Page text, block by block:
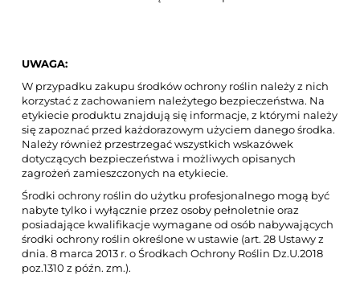
UWAGA:
W przypadku zakupu środków ochrony roślin należy z nich
korzystać z zachowaniem należytego bezpieczeństwa. Na
etykiecie produktu znajdują się informacje, z którymi należy
się zapoznać przed każdorazowym użyciem danego środka.
Należy również przestrzegać wszystkich wskazówek
dotyczących bezpieczeństwa i możliwych opisanych
zagrożeń zamieszczonych na etykiecie.
Środki ochrony roślin do użytku profesjonalnego mogą być
nabyte tylko i wyłącznie przez osoby pełnoletnie oraz
posiadające kwalifikacje wymagane od osób nabywających
środki ochrony roślin określone w ustawie (art. 28 Ustawy z
dnia. 8 marca 2013 r. o Środkach Ochrony Roślin Dz.U.2018
poz.1310 z późn. zm.).